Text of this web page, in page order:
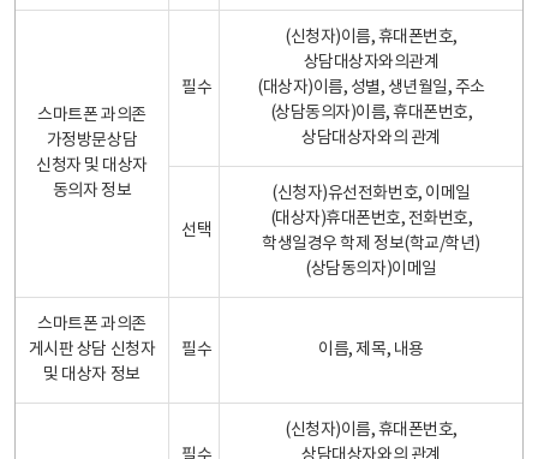
스마트폰 과의존
가정방문상담
신청자 및 대상자
동의자 정보
필수
(신청자)이름, 휴대폰번호,
상담대상자와의관계
(대상자)이름, 성별, 생년월일, 주소
(상담동의자)이름, 휴대폰번호,
상담대상자와의 관계
선택
(신청자)유선전화번호, 이메일
(대상자)휴대폰번호, 전화번호,
학생일경우 학제 정보(학교/학년)
(상담동의자)이메일
스마트폰 과의존
게시판 상담 신청자
및 대상자 정보
필수 이름, 제목, 내용
(신청자)이름, 휴대폰번호,